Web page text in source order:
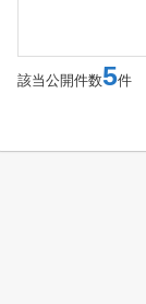
該当公開件数5件